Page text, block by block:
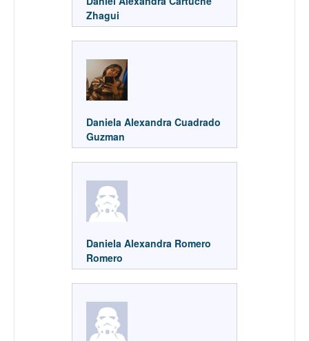
Zhagui
Daniela Alexandra Cuadrado
Guzman
Daniela Alexandra Romero
Romero